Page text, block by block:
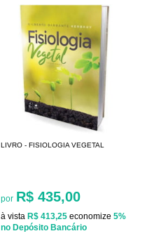
LIVRO - FISIOLOGIA VEGETAL
por R$ 435,00
à vista R$ 413,25 economize 5%
no Depósito Bancário